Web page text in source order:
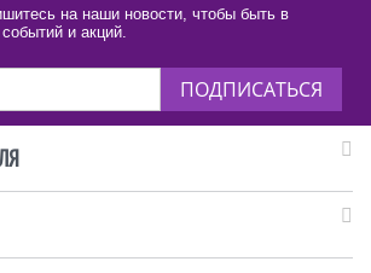
на наши новости, чтобы быть в
и акций.
ПОДПИСАТЬСЯ